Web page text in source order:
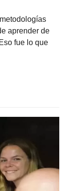
aprender de
fue lo que